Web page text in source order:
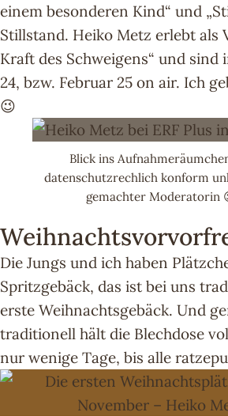
einem besonderen Kind“ und
Stillstand. Heiko Metz erlebt als
Kraft des Schweigens“ und sind
24, bzw. Februar 25 on air. Ich
😉
Blick ins
datenschutzrechlich konform
gemachter Moderatorin
Die Jungs und ich haben
Spritzgebäck, das ist bei uns
erste Weihnachtsgebäck. Und
traditionell hält die Blechdose
nur wenige Tage, bis alle